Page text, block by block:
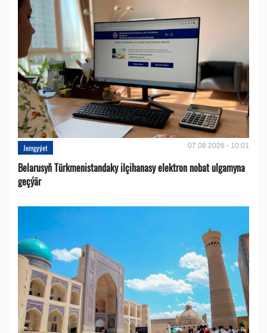
Jemgyýet 07.08.2026 - 10:01
Belarusyň Türkmenistandaky ilçihanasy elektron nobat ulgamyna
geçýär